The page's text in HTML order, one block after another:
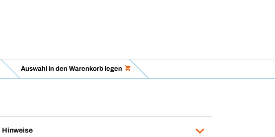
Auswahl in den Warenkorb legen
Hinweise